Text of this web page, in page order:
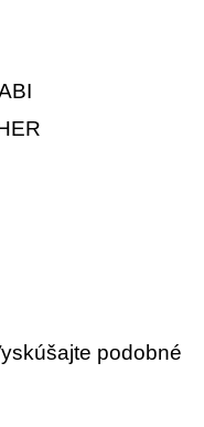
podobné